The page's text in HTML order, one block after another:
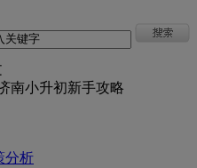
南小升初新手攻略
分析